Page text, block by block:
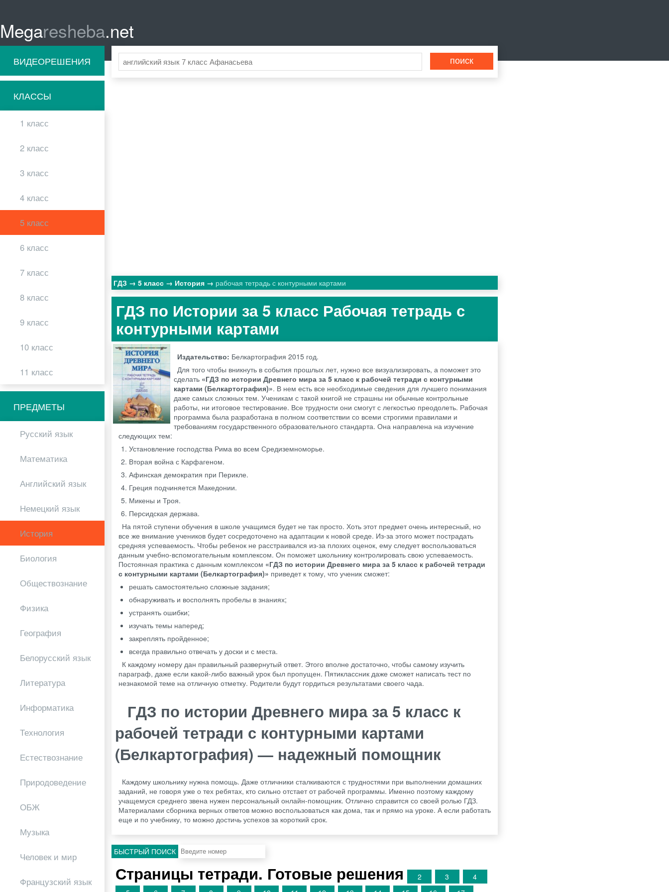
Megaresheba.net
ВИДЕОРЕШЕНИЯ
КЛАССЫ
1 класс
2 класс
3 класс
4 класс
5 класс
6 класс
7 класс
8 класс
9 класс
10 класс
11 класс
ПРЕДМЕТЫ
Русский язык
Математика
Английский язык
Немецкий язык
История
Биология
Обществознание
Физика
География
Белорусский язык
Литература
Информатика
Технология
Естествознание
Природоведение
ОБЖ
Музыка
Человек и мир
Французский язык
ГДЗ 5 класс История рабочая тетрадь с контурными картами
ГДЗ по Истории за 5 класс Рабочая тетрадь с
контурными картами
Издательство: Белкартография 2015 год.
Для того чтобы вникнуть в события прошлых лет, нужно все визуализировать, а поможет это
сделать «ГДЗ по истории Древнего мира за 5 класс к рабочей тетради с контурными
картами (Белкартография)». В нем есть все необходимые сведения для лучшего понимания
даже самых сложных тем. Ученикам с такой книгой не страшны ни обычные контрольные
работы, ни итоговое тестирование. Все трудности они смогут с легкостью преодолеть. Рабочая
программа была разработана в полном соответствии со всеми строгими правилами и
требованиям государственного образовательного стандарта. Она направлена на изучение
следующих тем:
Установление господства Рима во всем Средиземноморье.
Вторая война с Карфагеном.
Афинская демократия при Перикле.
Греция подчиняется Македонии.
Микены и Троя.
Персидская держава.
На пятой ступени обучения в школе учащимся будет не так просто. Хоть этот предмет очень интересный, но
все же внимание учеников будет сосредоточено на адаптации к новой среде. Из-за этого может пострадать
средняя успеваемость. Чтобы ребенок не расстраивался из-за плохих оценок, ему следует воспользоваться
данным учебно-вспомогательным комплексом. Он поможет школьнику контролировать свою успеваемость.
Постоянная практика с данным комплексом «ГДЗ по истории Древнего мира за 5 класс к рабочей тетради
с контурными картами (Белкартография)» приведет к тому, что ученик сможет:
решать самостоятельно сложные задания;
обнаруживать и восполнять пробелы в знаниях;
устранять ошибки;
изучать темы наперед;
закреплять пройденное;
всегда правильно отвечать у доски и с места.
К каждому номеру дан правильный развернутый ответ. Этого вполне достаточно, чтобы самому изучить
параграф, даже если какой-либо важный урок был пропущен. Пятиклассник даже сможет написать тест по
незнакомой теме на отличную отметку. Родители будут гордиться результатами своего чада.
ГДЗ по истории Древнего мира за 5 класс к
рабочей тетради с контурными картами
(Белкартография) — надежный помощник
Каждому школьнику нужна помощь. Даже отличники сталкиваются с трудностями при выполнении домашних
заданий, не говоря уже о тех ребятах, кто сильно отстает от рабочей программы. Именно поэтому каждому
учащемуся среднего звена нужен персональный онлайн-помощник. Отлично справится со своей ролью ГДЗ.
Материалами сборника верных ответов можно воспользоваться как дома, так и прямо на уроке. А если работать
еще и по учебнику, то можно достичь успехов за короткий срок.
БЫСТРЫЙ ПОИСК
Страницы тетради. Готовые решения 2 3
4